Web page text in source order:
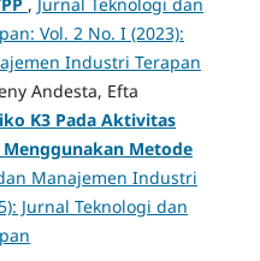
Vol. 2 No. I (2023):
Industri Terapan
Andesta, Efta
K3 Pada Aktivitas
Metode
Manajemen Industri
Jurnal Teknologi dan